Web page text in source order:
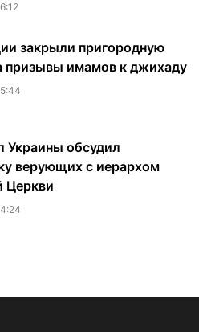
закрыли пригородную
призывы имамов к джихаду
Украины обсудил
верующих с иерархом
Церкви